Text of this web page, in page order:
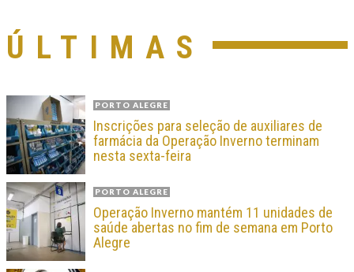
ÚLTIMAS
PORTO ALEGRE
Inscrições para seleção de auxiliares de
farmácia da Operação Inverno terminam
nesta sexta-feira
PORTO ALEGRE
Operação Inverno mantém 11 unidades de
saúde abertas no fim de semana em Porto
Alegre